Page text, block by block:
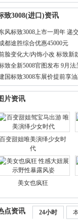
马5系
致3008(进口)资讯
风标致3008上市一周年 递
都途胜综合优惠45000元
脸变化大/内饰小改 标致新
致全新5008官图发布 9月法
国标致3008车展价提前享
片资讯
百变甜姐唯美演绎少女时
代
美女也疯狂
点资讯 24小时